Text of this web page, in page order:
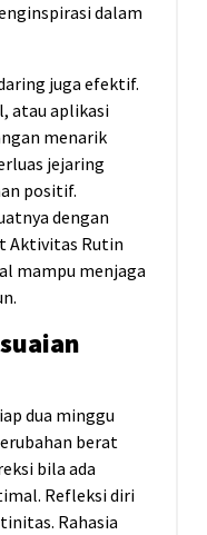
dalam
juga efektif.
atau aplikasi
menarik
jejaring
positif.
dengan
Aktivitas Rutin
mampu menjaga
dua minggu
berat
bila ada
Refleksi diri
Rahasia